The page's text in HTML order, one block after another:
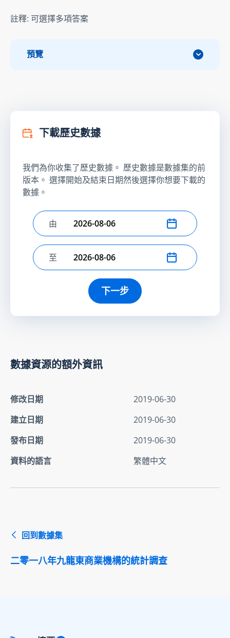
註釋: 可選擇多項答案
預覽
下載歷史數據
我們為你收集了歷史數據。 歷史數據是數據集的前
版本。 選擇開始及結束日期然後選擇你想要下載的
數據。
選擇開始日期
由
選擇結束日期
至
下一步
數據資源的額外資訊
修改日期
2019-06-30
建立日期
2019-06-30
發布日期
2019-06-30
資料的語言
繁體中文
回到數據集
二零一八年九龍東商業機構的統計調查